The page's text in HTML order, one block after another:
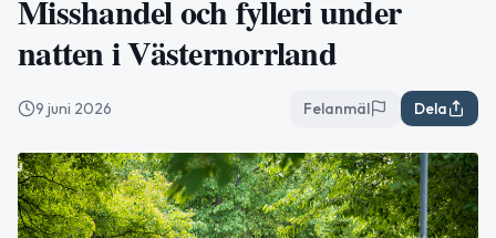
Misshandel och fylleri under
natten i Västernorrland
9 juni 2026 Felanmäl Dela